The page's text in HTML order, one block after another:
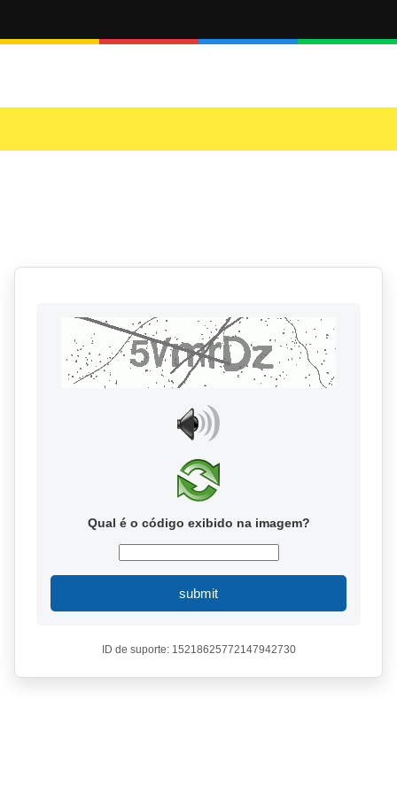
Qual é o código exibido na imagem?
submit
ID de suporte: 15218625772147942730